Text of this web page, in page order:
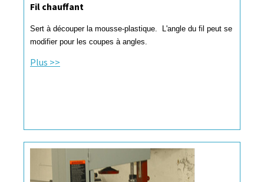
Fil chauffant
Sert à découper la mousse-plastique. L'angle du fil peut se
modifier pour les coupes à angles.
Plus >>